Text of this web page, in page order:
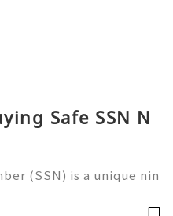
Safe SSN N
(SSN) is a unique nin
taxation, and g